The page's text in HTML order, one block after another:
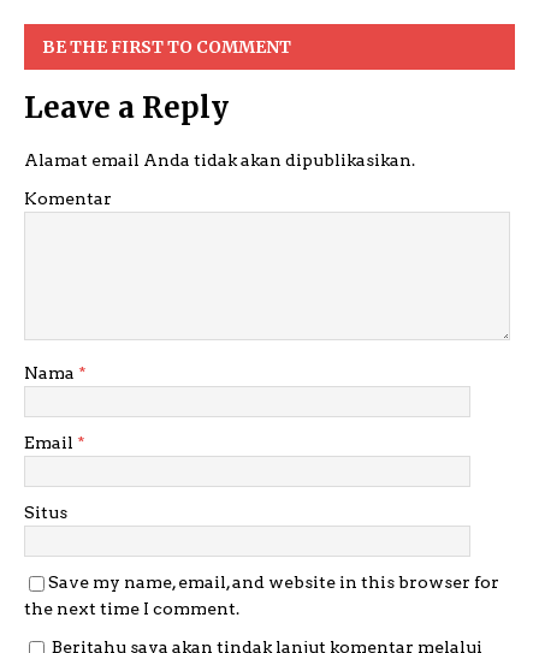
BE THE FIRST TO COMMENT
Leave a Reply
Alamat email Anda tidak akan dipublikasikan.
Komentar
Nama *
Email *
Situs
Save my name, email, and website in this browser for
the next time I comment.
Beritahu saya akan tindak lanjut komentar melalui